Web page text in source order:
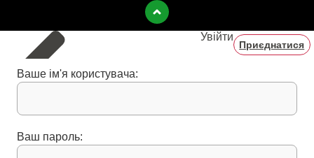
Увійти
Приєднатися
Ваше ім'я користувача:
Ваш пароль: